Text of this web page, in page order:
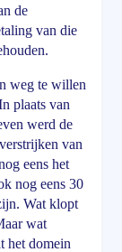
de
van die
weg te willen
plaats van
werd de
van
eens het
nog eens 30
Wat klopt
wat
het domein